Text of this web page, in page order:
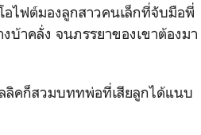
อไฟต์มองลูกสาวคนเล็กที่จับมือพี่
บ้าคลั่ง จนภรรยาของเขาต้องมา
ลิคก็สวมบททพ่อที่เสียลูกได้แนบ